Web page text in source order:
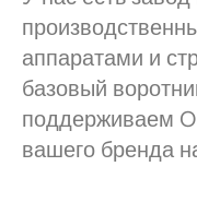
аппаратами и
базовый
поддерживаем
вашего бренда